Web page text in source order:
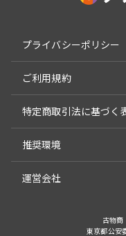
プライバシーポリシー
ご利用規約
特定商取引法に基づく
推奨環境
運営会社
古物
東京都公安